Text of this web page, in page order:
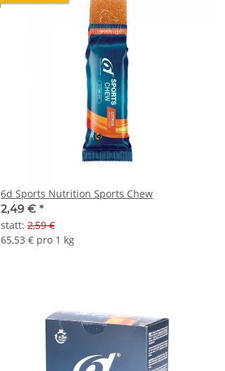
6d Sports Nutrition Sports Chew
2,49 € *
statt: 2,59 €
65,53 € pro 1 kg